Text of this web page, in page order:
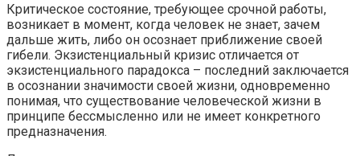
Критическое состояние, требующее срочной работы,
возникает в момент, когда человек не знает, зачем
дальше жить, либо он осознает приближение своей
гибели. Экзистенциальный кризис отличается от
экзистенциального парадокса – последний заключается
в осознании значимости своей жизни, одновременно
понимая, что существование человеческой жизни в
принципе бессмысленно или не имеет конкретного
предназначения.